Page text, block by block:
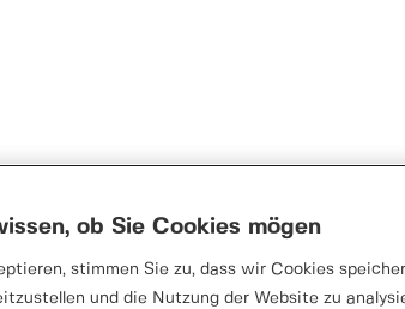
ob Sie Cookies mögen
stimmen Sie zu, dass wir Cookies
und die Nutzung der Website zu